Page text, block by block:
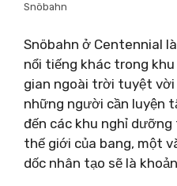
Snöbahn
Snöbahn ở Centennial
nổi tiếng khác trong
gian ngoài trời tuyệt
những người cần luyện
đến các khu nghỉ
thế giới của bang, một
dốc nhân tạo sẽ là